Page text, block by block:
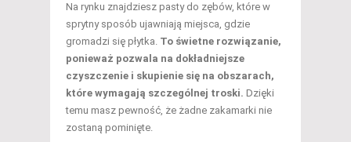
Na rynku znajdziesz pasty do zębów, które w
sprytny sposób ujawniają miejsca, gdzie
gromadzi się płytka. To świetne rozwiązanie,
ponieważ pozwala na dokładniejsze
czyszczenie i skupienie się na obszarach,
które wymagają szczególnej troski. Dzięki
temu masz pewność, że żadne zakamarki nie
zostaną pominięte.